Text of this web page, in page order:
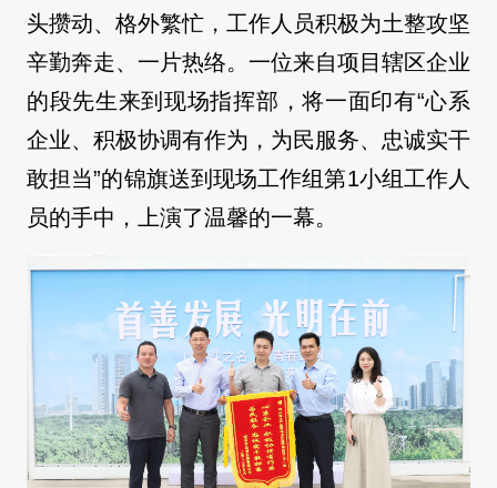
头攒动、格外繁忙，工作人员积极为土整攻坚
辛勤奔走、一片热络。一位来自项目辖区企业
的段先生来到现场指挥部，将一面印有“心系
企业、积极协调有作为，为民服务、忠诚实干
敢担当”的锦旗送到现场工作组第1小组工作人
员的手中，上演了温馨的一幕。